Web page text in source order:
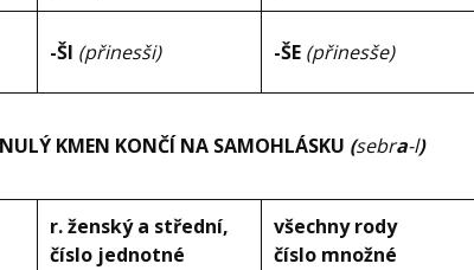
-ŠI (přinesši) -ŠE (přinesše)
KMEN KONČÍ NA SAMOHLÁSKU (sebra-l)
r. ženský a střední,
číslo jednotné
všechny rody
číslo množné